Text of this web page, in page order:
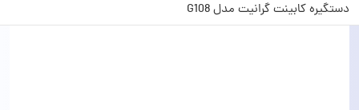
دستگیره کابینت گرانیت مدل G108